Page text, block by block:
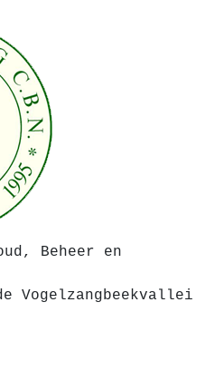
Beheer en
Vogelzangbeekvallei